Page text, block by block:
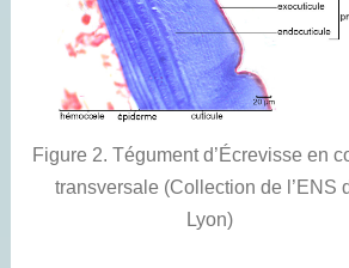
Figure 2. Tégument d’Écrevisse en
transversale (Collection de l’ENS
Lyon)